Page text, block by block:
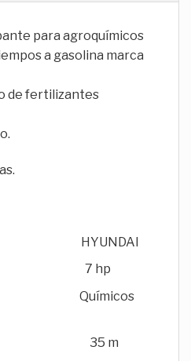
para agroquímicos
a gasolina marca
de fertilizantes
7 hp
35 m